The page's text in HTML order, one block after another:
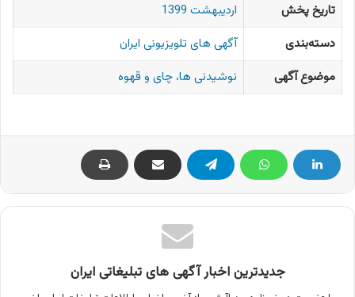
تاریخ پخش
اردیبهشت 1399
دسته‌بندی
آگهی های تلویزیونی ایران
موضوع آگهی
نوشیدنی ها، چای و قهوه
جدیدترین اخبار آگهی های تبلیغاتی ایران